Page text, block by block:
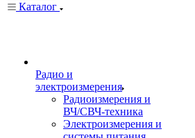
Каталог
Радио и
электроизмерения
Радиоизмерения и
ВЧ/СВЧ-техника
Электроизмерения и